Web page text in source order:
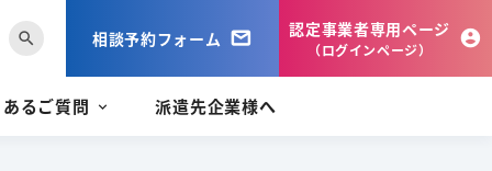
search 相談予約フォーム 認定事業者専用ページ
（ログインページ）
るご質問 派遣先企業様へ